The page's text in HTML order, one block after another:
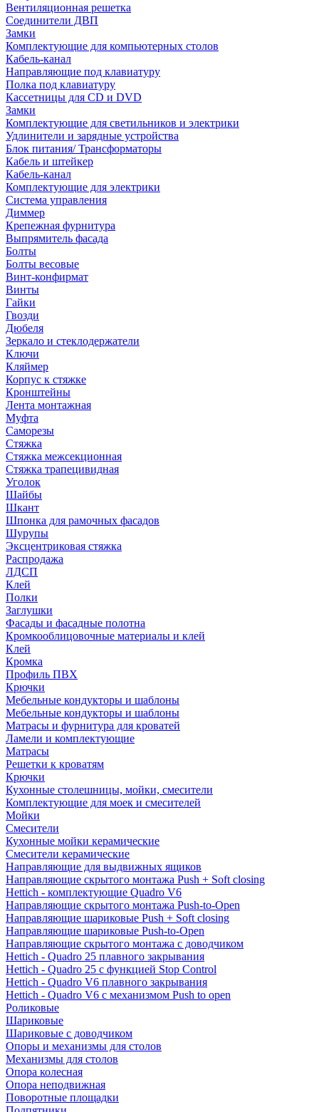
Вентиляционная решетка
Соединители ДВП
Замки
Комплектующие для компьютерных столов
Кабель-канал
Направляющие под клавиатуру
Полка под клавиатуру
Кассетницы для CD и DVD
Замки
Комплектующие для светильников и электрики
Удлинители и зарядные устройства
Блок питания/ Трансформаторы
Кабель и штейкер
Кабель-канал
Комплектующие для электрики
Система управления
Диммер
Крепежная фурнитура
Выпрямитель фасада
Болты
Болты весовые
Винт-конфирмат
Винты
Гайки
Гвозди
Дюбеля
Зеркало и стеклодержатели
Ключи
Кляймер
Корпус к стяжке
Кронштейны
Лента монтажная
Муфта
Саморезы
Стяжка
Стяжка межсекционная
Стяжка трапецивидная
Уголок
Шайбы
Шкант
Шпонка для рамочных фасадов
Шурупы
Эксцентриковая стяжка
Распродажа
ЛДСП
Клей
Полки
Заглушки
Фасады и фасадные полотна
Кромкооблицовочные материалы и клей
Клей
Кромка
Профиль ПВХ
Крючки
Мебельные кондукторы и шаблоны
Мебельные кондукторы и шаблоны
Матрасы и фурнитура для кроватей
Ламели и комплектующие
Матрасы
Решетки к кроватям
Крючки
Кухонные столешницы, мойки, смесители
Комплектующие для моек и смесителей
Мойки
Смесители
Кухонные мойки керамические
Смесители керамические
Направляющие для выдвижных ящиков
Направляющие скрытого монтажа Push + Soft closing
Hettich - комплектующие Quadro V6
Направляющие скрытого монтажа Push-to-Open
Направляющие шариковые Push + Soft closing
Направляющие шариковые Push-to-Open
Направляющие скрытого монтажа с доводчиком
Hettich - Quadro 25 плавного закрывания
Hettich - Quadro 25 с функцией Stop Control
Hettich - Quadro V6 плавного закрывания
Hettich - Quadro V6 с механизмом Push to open
Роликовые
Шариковые
Шариковые с доводчиком
Опоры и механизмы для столов
Механизмы для столов
Опора колесная
Опора неподвижная
Поворотные площадки